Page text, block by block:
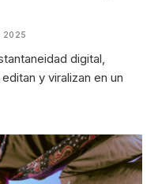
2025
digital,
y viralizan en un